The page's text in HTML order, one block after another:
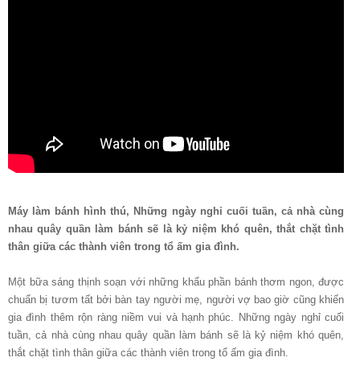
Máy làm bánh hình thú, Những ngày nghỉ cuối tuần, cả nhà cùng
nhau quây quần làm bánh sẽ là kỷ niệm khó quên, thắt chặt tình
thân giữa các thành viên trong tổ ấm gia đình.
Một bữa sáng thịnh soạn với những khẩu phần bánh thơm ngon, được
chuẩn bị tươm tất bởi bàn tay người mẹ, người vợ bao giờ cũng khiến
gia đình thêm rộn ràng niềm vui và hạnh phúc. Những ngày nghỉ cuối
tuần, cả nhà cùng nhau quây quần làm bánh sẽ là kỷ niệm khó quên,
thắt chặt tình thân giữa các thành viên trong tổ ấm gia đình.